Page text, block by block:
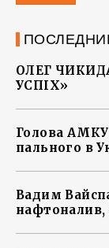
ОЛЕГ
УСПІХ»
Голова
пального в
Вадим
нафтоналив,